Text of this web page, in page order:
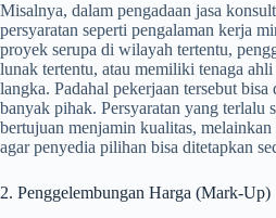
Misalnya, dalam pengadaan jasa
persyaratan seperti pengalaman kerja
proyek serupa di wilayah tertentu,
lunak tertentu, atau memiliki tenaga
langka. Padahal pekerjaan tersebut
banyak pihak. Persyaratan yang terlalu
bertujuan menjamin kualitas,
agar penyedia pilihan bisa ditetapkan
2. Penggelembungan Harga (Mark-Up)